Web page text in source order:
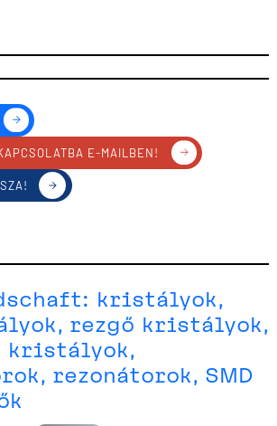
E-MAILBEN!
kristályok,
rezgő kristályok,
kristályok,
rezonátorok, SMD